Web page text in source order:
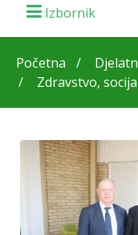
Početna
Zdravstvo,